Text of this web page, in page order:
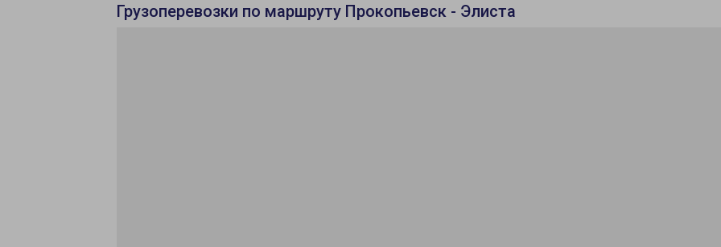
Грузоперевозки по маршруту Прокопьевск - Элиста